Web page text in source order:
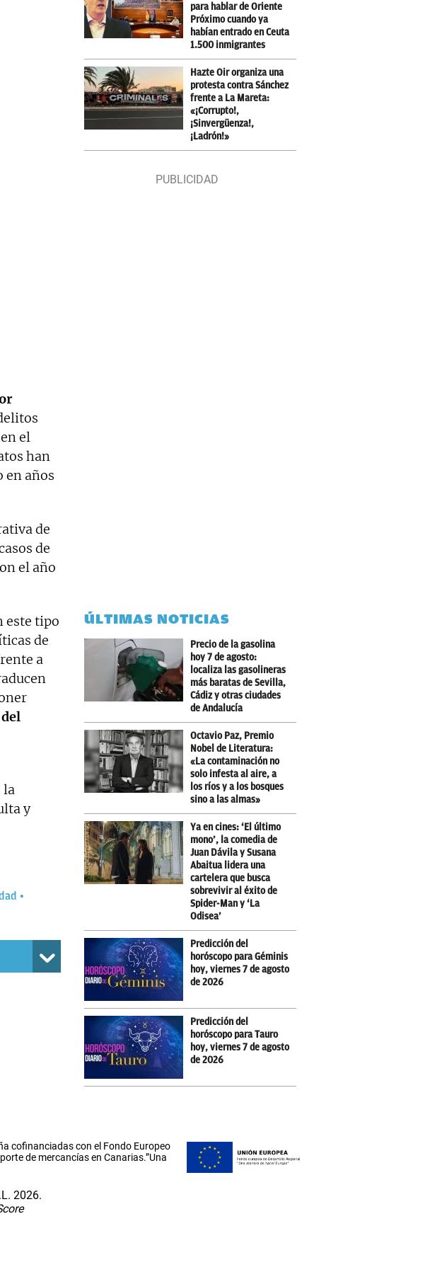
el
han
en años
de
de
el año
este tipo
de
a
la
y
para hablar de Oriente
Próximo cuando ya
habían entrado en Ceuta
1.500 inmigrantes
Hazte Oir organiza una
protesta contra Sánchez
frente a La Mareta:
«¡Corrupto!,
¡Sinvergüenza!,
¡Ladrón!»
ÚLTIMAS NOTICIAS
Precio de la gasolina
hoy 7 de agosto:
localiza las gasolineras
más baratas de Sevilla,
Cádiz y otras ciudades
de Andalucía
Octavio Paz, Premio
Nobel de Literatura:
«La contaminación no
solo infesta al aire, a
los ríos y a los bosques
sino a las almas»
Ya en cines: ‘El último
mono’, la comedia de
Juan Dávila y Susana
Abaitua lidera una
cartelera que busca
sobrevivir al éxito de
Spider-Man y ‘La
Odisea’
Predicción del
horóscopo para Géminis
hoy, viernes 7 de agosto
de 2026
Predicción del
horóscopo para Tauro
hoy, viernes 7 de agosto
de 2026
cofinanciadas con el Fondo Europeo
de mercancías en Canarias.”Una
2026.